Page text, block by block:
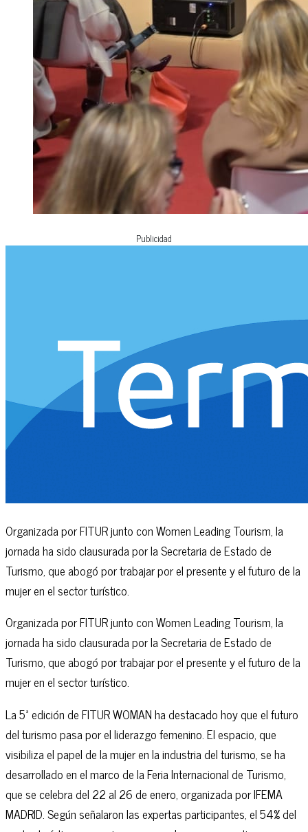
Publicidad
Organizada por FITUR junto con Women Leading Tourism, la
jornada ha sido clausurada por la Secretaria de Estado de
Turismo, que abogó por trabajar por el presente y el futuro de la
mujer en el sector turístico.
Organizada por FITUR junto con Women Leading Tourism, la
jornada ha sido clausurada por la Secretaria de Estado de
Turismo, que abogó por trabajar por el presente y el futuro de la
mujer en el sector turístico.
La 5ª edición de FITUR WOMAN ha destacado hoy que el futuro
del turismo pasa por el liderazgo femenino. El espacio, que
visibiliza el papel de la mujer en la industria del turismo, se ha
desarrollado en el marco de la Feria Internacional de Turismo,
que se celebra del 22 al 26 de enero, organizada por IFEMA
MADRID. Según señalaron las expertas participantes, el 54% del